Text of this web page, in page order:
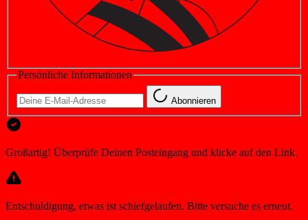
Persönliche Informationen
Abonnieren
Großartig! Überprüfe Deinen Posteingang und klicke auf den Link.
Entschuldigung, etwas ist schiefgelaufen. Bitte versuche es erneut.